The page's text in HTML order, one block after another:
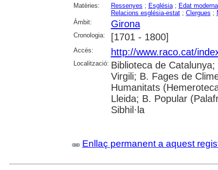
Matèries: Ressenyes ; Església; Edat moderna
Relacions església-estat; Clergues ;
Àmbit:
Girona
Cronologia: [1701 - 1800]
Accés: http://www.raco.cat/
Localització: Biblioteca de
Virgili; B. Fages de
Humanitats
Lleida; B. Popular
Sibhil·la
Enllaç permanent a aquest